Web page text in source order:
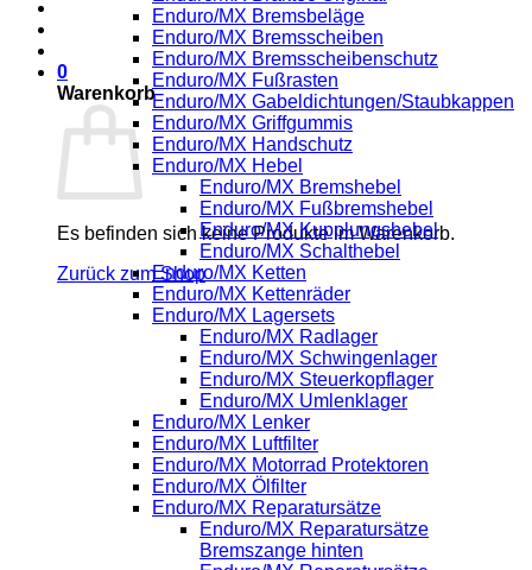
0
Warenkorb
Es befinden sich keine Produkte im Warenkorb.
Zurück zum Shop
Enduro/MX Bremsbeläge
Enduro/MX Bremsscheiben
Enduro/MX Bremsscheibenschutz
Enduro/MX Fußrasten
Enduro/MX Gabeldichtungen/Staubkappen
Enduro/MX Griffgummis
Enduro/MX Handschutz
Enduro/MX Hebel
Enduro/MX Bremshebel
Enduro/MX Fußbremshebel
Enduro/MX Kupplungshebel
Enduro/MX Schalthebel
Enduro/MX Ketten
Enduro/MX Kettenräder
Enduro/MX Lagersets
Enduro/MX Radlager
Enduro/MX Schwingenlager
Enduro/MX Steuerkopflager
Enduro/MX Umlenklager
Enduro/MX Lenker
Enduro/MX Luftfilter
Enduro/MX Motorrad Protektoren
Enduro/MX Ölfilter
Enduro/MX Reparatursätze
Enduro/MX Reparatursätze
Bremszange hinten